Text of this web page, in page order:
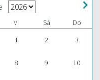
Vi Sá
Do
1 2 3
8 9 10